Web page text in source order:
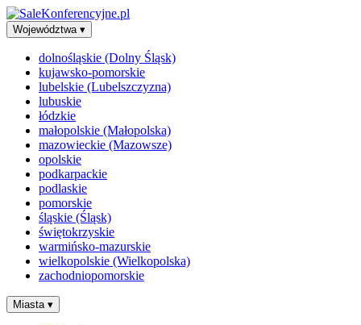
Województwa ▾
dolnośląskie (Dolny Śląsk)
kujawsko-pomorskie
lubelskie (Lubelszczyzna)
lubuskie
łódzkie
małopolskie (Małopolska)
mazowieckie (Mazowsze)
opolskie
podkarpackie
podlaskie
pomorskie
śląskie (Śląsk)
świętokrzyskie
warmińsko-mazurskie
wielkopolskie (Wielkopolska)
zachodniopomorskie
Miasta ▾